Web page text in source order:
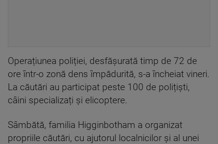
Operațiunea poliției, desfășurată timp de 72 de
ore într-o zonă dens împădurită, s-a încheiat vineri.
La căutări au participat peste 100 de polițiști,
câini specializați și elicoptere.
Sâmbătă, familia Higginbotham a organizat
propriile căutări, cu ajutorul localnicilor și al unei